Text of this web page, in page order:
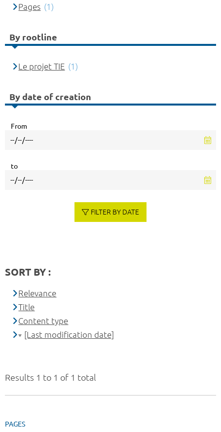
Results 1 to 1 of 1 total
PAGES
Pages (1)
By rootline
Le projet TIE (1)
By date of creation
From
to
FILTER BY DATE
SORT BY :
Relevance
Title
Content type
[Last modification date]